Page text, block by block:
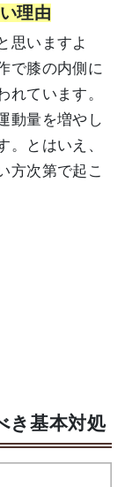
理由
思いますよ
で膝の内側に
れています。
動量を増やし
。とはいえ、
方次第で起こ
き基本対処